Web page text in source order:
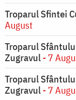
Troparul Sfintei
August
Troparul
Zugravul- 7
Troparul
Zugravul- 7